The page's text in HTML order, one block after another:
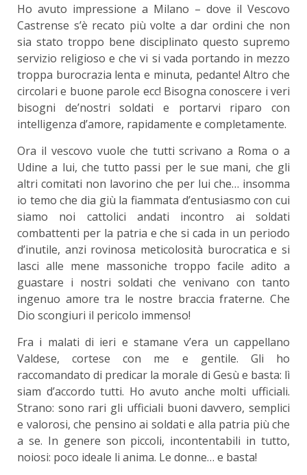
Ho avuto impressione a Milano – dove il Vescovo
Castrense s’è recato più volte a dar ordini che non
sia stato troppo bene disciplinato questo supremo
servizio religioso e che vi si vada portando in mezzo
troppa burocrazia lenta e minuta, pedante! Altro che
circolari e buone parole ecc! Bisogna conoscere i veri
bisogni de’nostri soldati e portarvi riparo con
intelligenza d’amore, rapidamente e completamente.
Ora il vescovo vuole che tutti scrivano a Roma o a
Udine a lui, che tutto passi per le sue mani, che gli
altri comitati non lavorino che per lui che… insomma
io temo che dia giù la fiammata d’entusiasmo con cui
siamo noi cattolici andati incontro ai soldati
combattenti per la patria e che si cada in un periodo
d’inutile, anzi rovinosa meticolosità burocratica e si
lasci alle mene massoniche troppo facile adito a
guastare i nostri soldati che venivano con tanto
ingenuo amore tra le nostre braccia fraterne. Che
Dio scongiuri il pericolo immenso!
Fra i malati di ieri e stamane v’era un cappellano
Valdese, cortese con me e gentile. Gli ho
raccomandato di predicar la morale di Gesù e basta: lì
siam d’accordo tutti. Ho avuto anche molti ufficiali.
Strano: sono rari gli ufficiali buoni davvero, semplici
e valorosi, che pensino ai soldati e alla patria più che
a se. In genere son piccoli, incontentabili in tutto,
noiosi: poco ideale li anima. Le donne… e basta!